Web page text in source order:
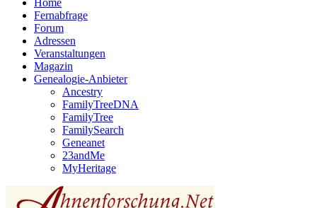
Home
Fernabfrage
Forum
Adressen
Veranstaltungen
Magazin
Genealogie-Anbieter
Ancestry
FamilyTreeDNA
FamilyTree
FamilySearch
Geneanet
23andMe
MyHeritage